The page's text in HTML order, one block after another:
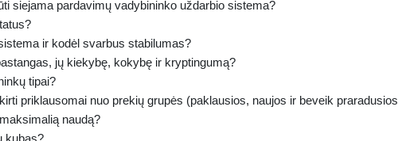
siejama pardavimų vadybininko uždarbio sistema?
ir kodėl svarbus stabilumas?
jų kiekybę, kokybę ir kryptingumą?
tipai?
priklausomai nuo prekių grupės (paklausios, naujos ir beveik praradusios
naudą?
kubas?